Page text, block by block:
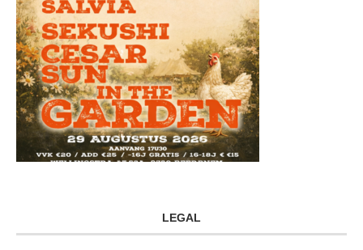
LEGAL